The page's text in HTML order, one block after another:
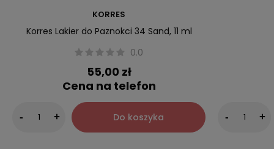
KORRES
Korres Lakier do Paznokci 34 Sand, 11 ml
0.0
55,00 zł
Cena na telefon
- + Do koszyka - +